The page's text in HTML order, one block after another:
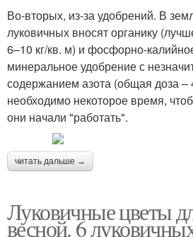
Во-вторых, из-за удобрений. В
луковичных вносят органику
6–10 кг/кв. м) и фосфорно-
минеральное удобрение с
содержанием азота (общая доза –
необходимо некоторое время,
они начали "работать".
читать дальше →
Луковичные цветы
весной. 6